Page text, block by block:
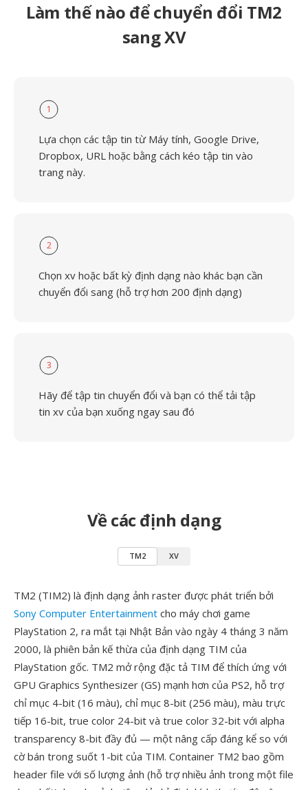
Làm thế nào để chuyển đổi TM2
sang XV
1
Lựa chọn các tập tin từ Máy tính, Google Drive,
Dropbox, URL hoặc bằng cách kéo tập tin vào
trang này.
2
Chọn xv hoặc bất kỳ định dạng nào khác bạn cần
chuyển đổi sang (hỗ trợ hơn 200 định dạng)
3
Hãy để tập tin chuyển đổi và bạn có thể tải tập
tin xv của bạn xuống ngay sau đó
Về các định dạng
TM2 XV
TM2 (TIM2) là định dạng ảnh raster được phát triển bởi
Sony Computer Entertainment cho máy chơi game
PlayStation 2, ra mắt tại Nhật Bản vào ngày 4 tháng 3 năm
2000, là phiên bản kế thừa của định dạng TIM của
PlayStation gốc. TM2 mở rộng đặc tả TIM để thích ứng với
GPU Graphics Synthesizer (GS) mạnh hơn của PS2, hỗ trợ
chỉ mục 4-bit (16 màu), chỉ mục 8-bit (256 màu), màu trực
tiếp 16-bit, true color 24-bit và true color 32-bit với alpha
transparency 8-bit đầy đủ — một nâng cấp đáng kể so với
cờ bán trong suốt 1-bit của TIM. Container TM2 bao gồm
header file với số lượng ảnh (hỗ trợ nhiều ảnh trong một file